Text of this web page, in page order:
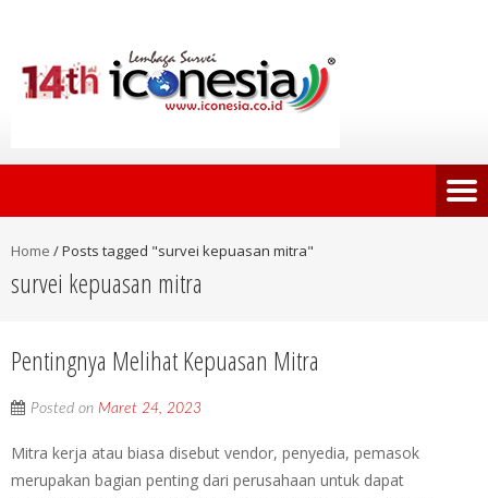
Home /Posts tagged "survei kepuasan mitra"
survei kepuasan mitra
Pentingnya Melihat Kepuasan Mitra
Posted on Maret 24, 2023
Mitra kerja atau biasa disebut vendor, penyedia, pemasok
merupakan bagian penting dari perusahaan untuk dapat